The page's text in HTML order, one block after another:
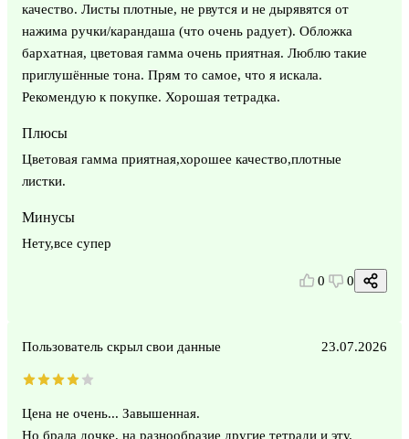
качество. Листы плотные, не рвутся и не дырявятся от
нажима ручки/карандаша (что очень радует). Обложка
бархатная, цветовая гамма очень приятная. Люблю такие
приглушённые тона. Прям то самое, что я искала.
Рекомендую к покупке. Хорошая тетрадка.
Плюсы
Цветовая гамма приятная,хорошее качество,плотные
листки.
Минусы
Нету,все супер
0 0
Пользователь скрыл свои данные 23.07.2026
Цена не очень... Завышенная.
Но брала дочке, на разнообразие другие тетради и эту.